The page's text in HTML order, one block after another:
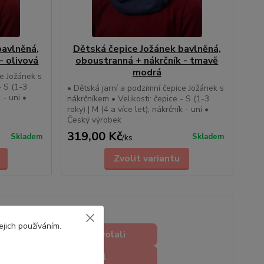
olivová
Jožánek s
S (1-3
- uni •
Skladem
Dětská čepice Jožánek bavlněná,
oboustranná + nákrčník - tmavě
modrá
• Dětská jarní a podzimní čepice Jožánek s
nákrčníkem • Velikosti: čepice - S (1-3
roky) | M (4 a více let); nákrčník - uni •
Český výrobek
319,00 Kč/ks Skladem
Zvolit variantu
Chci abyste mi zavolali
Chci napsat e-mail
používáním.